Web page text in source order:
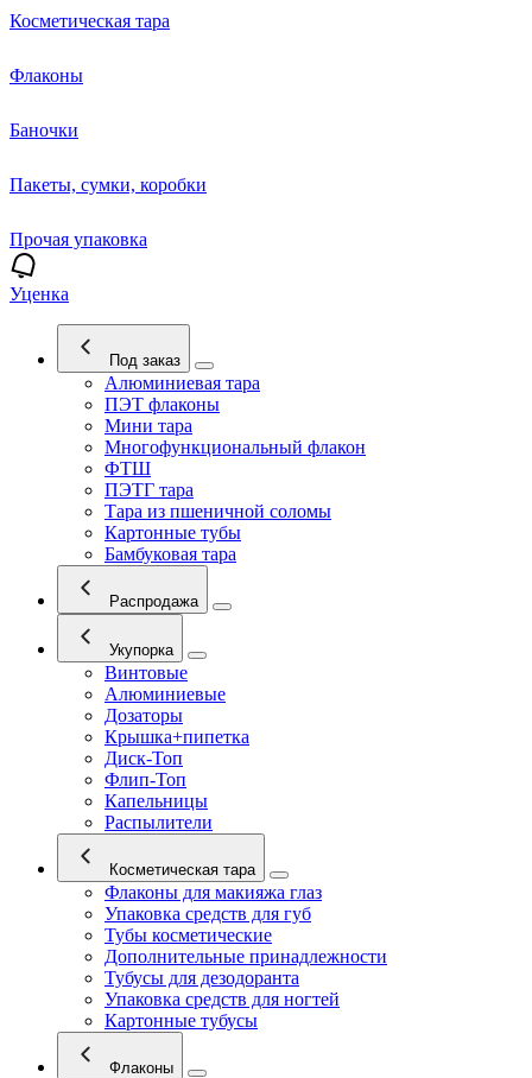
Косметическая тара
Флаконы
Баночки
Пакеты, сумки, коробки
Прочая упаковка
Уценка
Под заказ
Алюминиевая тара
ПЭТ флаконы
Мини тара
Многофункциональный флакон
ФТШ
ПЭТГ тара
Тара из пшеничной соломы
Картонные тубы
Бамбуковая тара
Распродажа
Укупорка
Винтовые
Алюминиевые
Дозаторы
Крышка+пипетка
Диск-Топ
Флип-Топ
Капельницы
Распылители
Косметическая тара
Флаконы для макияжа глаз
Упаковка средств для губ
Тубы косметические
Дополнительные принадлежности
Тубусы для дезодоранта
Упаковка средств для ногтей
Картонные тубусы
Флаконы